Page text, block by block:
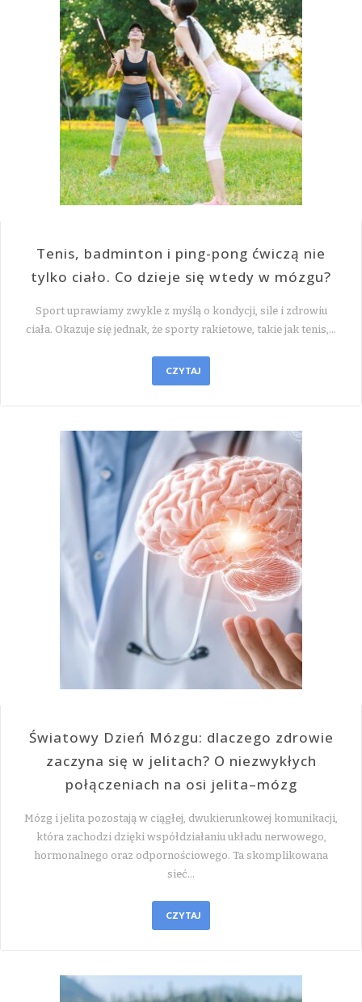
Tenis, badminton i ping-pong ćwiczą nie
tylko ciało. Co dzieje się wtedy w mózgu?
Sport uprawiamy zwykle z myślą o kondycji, sile i zdrowiu
ciała. Okazuje się jednak, że sporty rakietowe, takie jak tenis,…
CZYTAJ
Światowy Dzień Mózgu: dlaczego zdrowie
zaczyna się w jelitach? O niezwykłych
połączeniach na osi jelita–mózg
Mózg i jelita pozostają w ciągłej, dwukierunkowej komunikacji,
która zachodzi dzięki współdziałaniu układu nerwowego,
hormonalnego oraz odpornościowego. Ta skomplikowana
sieć…
CZYTAJ